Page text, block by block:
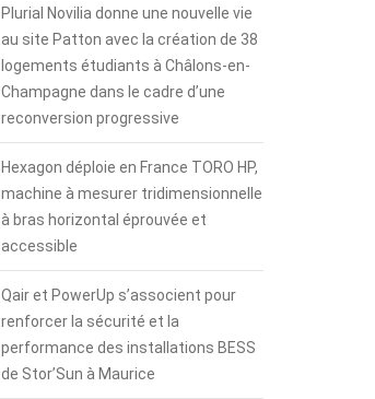
Plurial Novilia donne une nouvelle vie
au site Patton avec la création de 38
logements étudiants à Châlons-en-
Champagne dans le cadre d’une
reconversion progressive
Hexagon déploie en France TORO HP,
machine à mesurer tridimensionnelle
à bras horizontal éprouvée et
accessible
Qair et PowerUp s’associent pour
renforcer la sécurité et la
performance des installations BESS
de Stor’Sun à Maurice